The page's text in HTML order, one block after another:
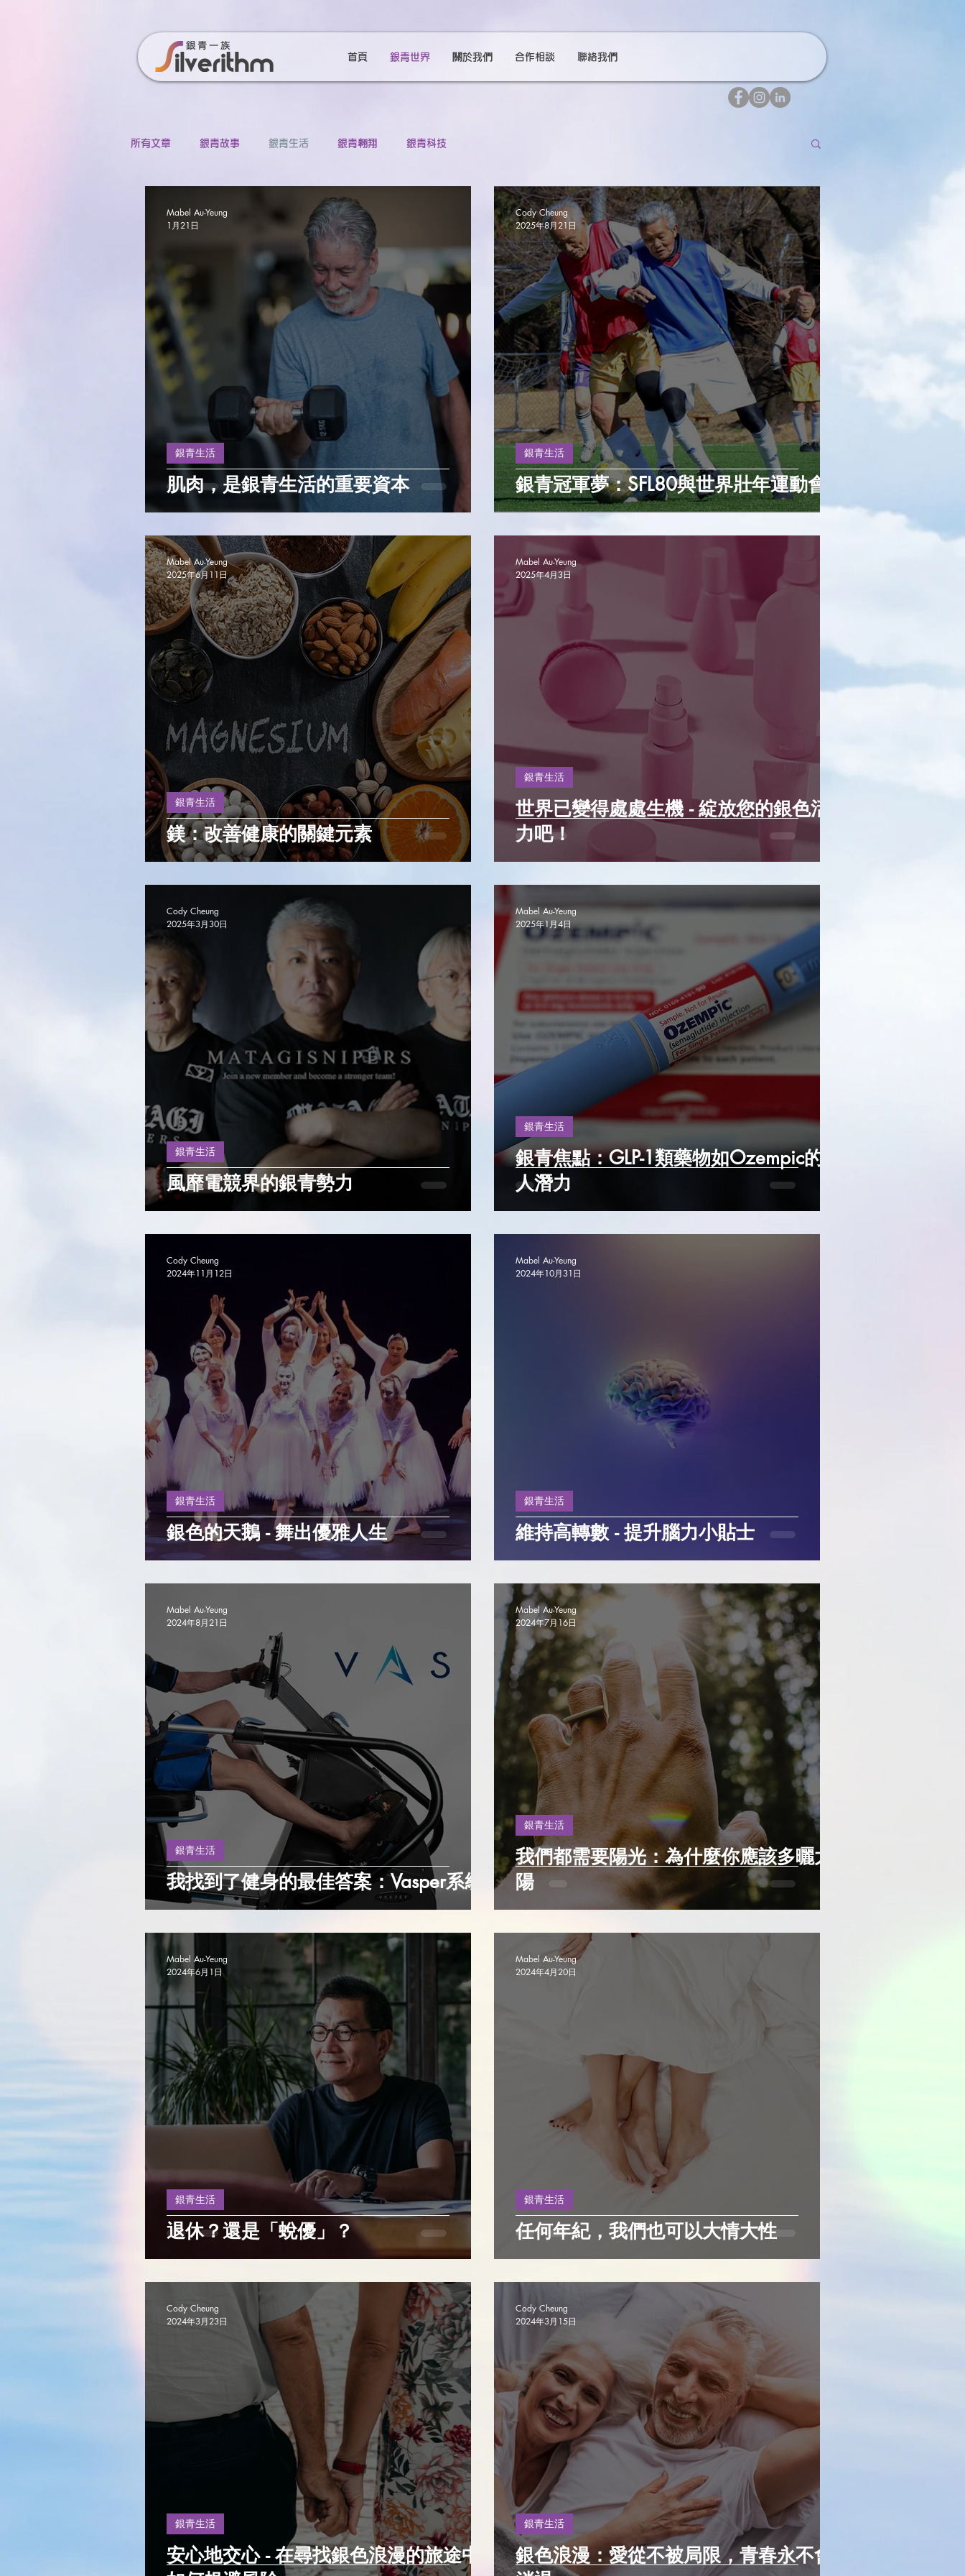
首頁 銀青世界 關於我們 合作相談 聯絡我們
所有文章 銀青故事 銀青生活 銀青翱翔 銀青科技
肌肉，是銀青生活的重要資本
銀青生活
Mabel Au-Yeung
1月21日
銀青冠軍夢：SFL80與世界壯年運動會
銀青生活
Cody Cheung
2025年8月21日
鎂：改善健康的關鍵元素
銀青生活
Mabel Au-Yeung
2025年6月11日
世界已變得處處生機 - 綻放您的銀色活
力吧！
銀青生活
Mabel Au-Yeung
2025年4月3日
風靡電競界的銀青勢力
銀青生活
Cody Cheung
2025年3月30日
銀青焦點：GLP-1類藥物如Ozempic的驚
人潛力
銀青生活
Mabel Au-Yeung
2025年1月4日
銀色的天鵝 - 舞出優雅人生
銀青生活
Cody Cheung
2024年11月12日
維持高轉數 - 提升腦力小貼士
銀青生活
Mabel Au-Yeung
2024年10月31日
我找到了健身的最佳答案：Vasper系統
銀青生活
Mabel Au-Yeung
2024年8月21日
我們都需要陽光：為什麼你應該多曬太
陽
銀青生活
Mabel Au-Yeung
2024年7月16日
退休？還是「蛻優」？
銀青生活
Mabel Au-Yeung
2024年6月1日
任何年紀，我們也可以大情大性
銀青生活
Mabel Au-Yeung
2024年4月20日
安心地交心 - 在尋找銀色浪漫的旅途中
銀青生活
Cody Cheung
2024年3月23日
銀色浪漫：愛從不被局限，青春永不會
銀青生活
Cody Cheung
2024年3月15日